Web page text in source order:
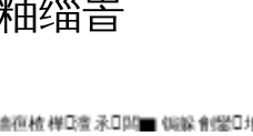
缁峕
亱楂樺澶氶闆▇ 锔躲劊鑾